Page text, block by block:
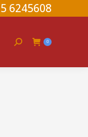
6245608
Search: 0